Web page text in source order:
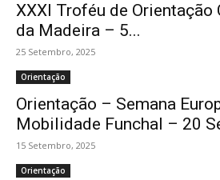
XXXI Troféu de Orientação
da Madeira – 5...
25 Setembro, 2025
Orientação
Orientação – Semana
Mobilidade Funchal – 20
15 Setembro, 2025
Orientação